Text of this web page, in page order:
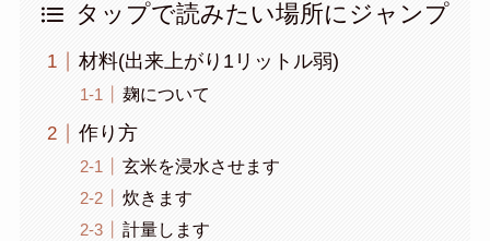
タップで読みたい場所にジャンプ
材料(出来上がり1リットル弱)
麹について
作り方
玄米を浸水させます
炊きます
計量します